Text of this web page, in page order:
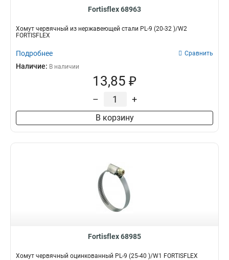
Fortisflex 68963
Хомут червячный из нержавеющей стали PL-9 (20-32 )/W2
FORTISFLEX
Подробнее Сравнить
Наличие: В наличии
13,85 ₽
– +
В корзину
Fortisflex 68985
Хомут червячный оцинкованный PL-9 (25-40 )/W1 FORTISFLEX